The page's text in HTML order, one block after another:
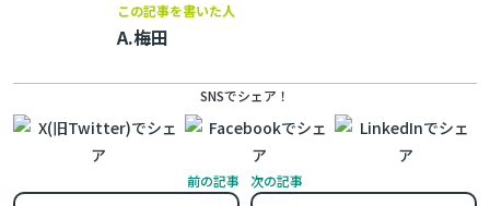
この記事を書いた人
A.梅田
SNSでシェア！
前の記事 次の記事